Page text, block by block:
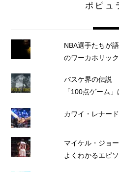
ポピュ
NBA選手たちが
のワーカホリッ
バスケ界の伝説
「100点ゲーム
カワイ・レナー
マイケル・ジョ
よくわかるエピ